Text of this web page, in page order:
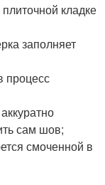
кладке
заполняет
процесс
сам шов;
смоченной в